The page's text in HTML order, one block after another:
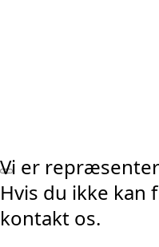
Vi er
Hvis du ikke kan
kontakt os.